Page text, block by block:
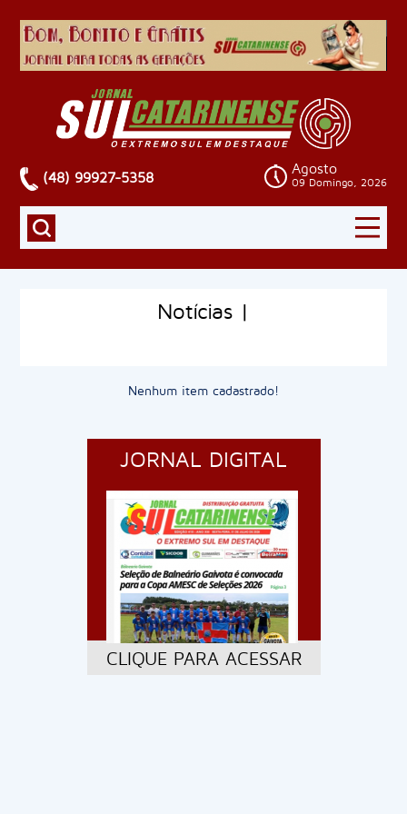
(48) 99927-5358
Agosto
09 Domingo, 2026
Notícias |
Nenhum item cadastrado!
JORNAL DIGITAL
CLIQUE PARA ACESSAR